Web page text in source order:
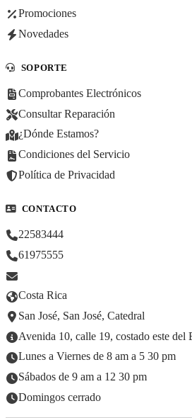
Promociones
Novedades
SOPORTE
Comprobantes Electrónicos
Consultar Reparación
¿Dónde Estamos?
Condiciones del Servicio
Política de Privacidad
CONTACTO
22583444
61975555
Costa Rica
San José, San José, Catedral
Avenida 10, calle 19, costado este del
Lunes a Viernes de 8 am a 5 30 pm
Sábados de 9 am a 12 30 pm
Domingos cerrado